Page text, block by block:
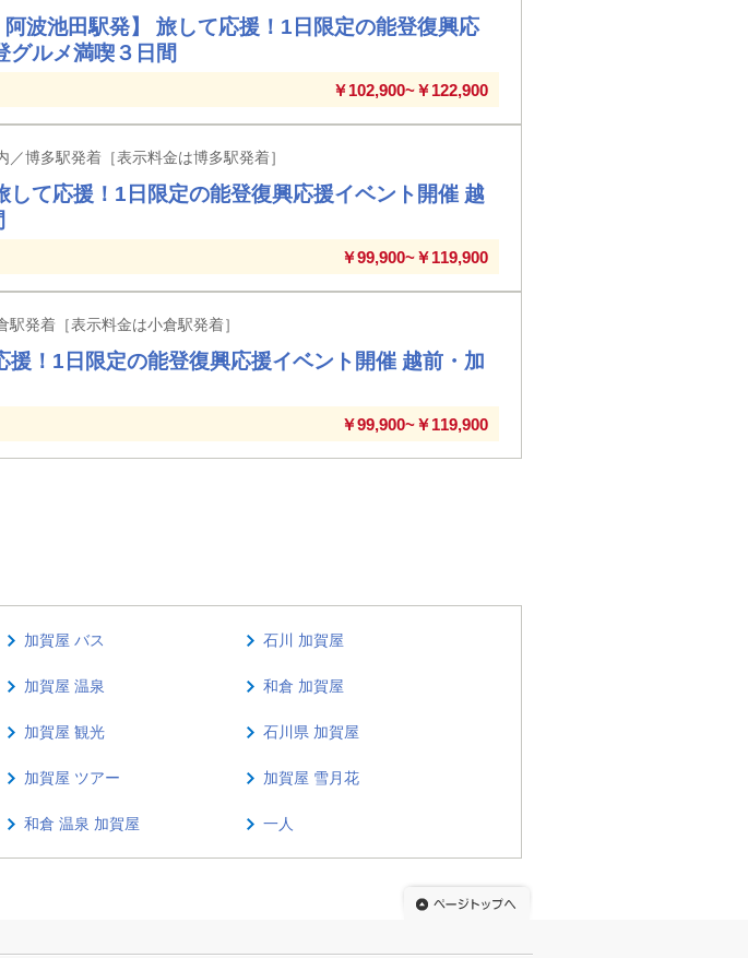
阿波池田駅発】 旅して応援！1日限定の能登復興応
グルメ満喫３日間
￥102,900~￥122,900
／博多駅発着［表示料金は博多駅発着］
して応援！1日限定の能登復興応援イベント開催 越
￥99,900~￥119,900
駅発着［表示料金は小倉駅発着］
援！1日限定の能登復興応援イベント開催 越前・加
￥99,900~￥119,900
加賀屋 バス 石川 加賀屋
加賀屋 温泉 和倉 加賀屋
加賀屋 観光 石川県 加賀屋
加賀屋 ツアー 加賀屋 雪月花
和倉 温泉 加賀屋 一人